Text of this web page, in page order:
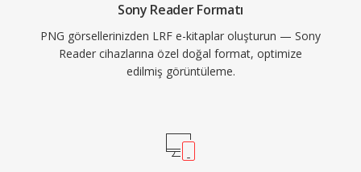
Sony Reader Formatı
PNG görsellerinizden LRF e-kitaplar oluşturun — Sony
Reader cihazlarına özel doğal format, optimize
edilmiş görüntüleme.